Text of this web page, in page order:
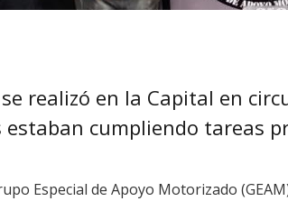
realizó en la Capital en
cumpliendo tareas
Especial de Apoyo Motorizado